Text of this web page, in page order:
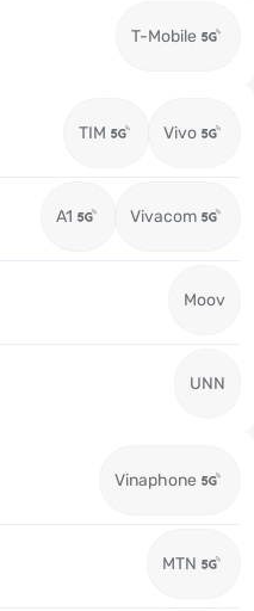
T-Mobile
TIM Vivo
A1 Vivacom
Moov
UNN
Vinaphone
MTN